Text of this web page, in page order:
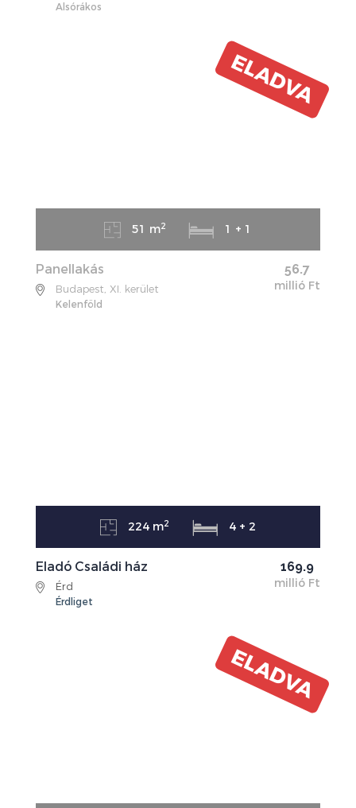
Alsórákos
ELADVA
51 m2 1 + 1
56.7
millió Ft
Panellakás
Budapest, XI. kerület
Kelenföld
224 m2 4 + 2
169.9
millió Ft
Eladó Családi ház
Érd
Érdliget
ELADVA